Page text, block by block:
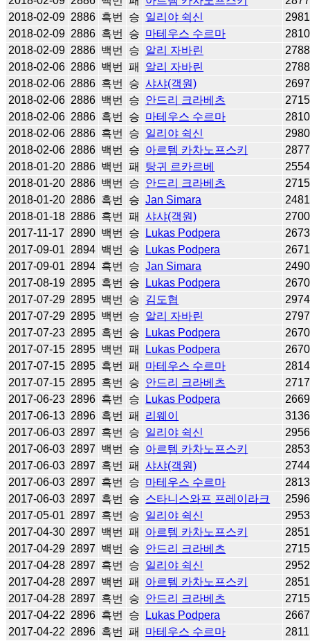
2018-02-09 2886 흑번 승 일리야 쉭신
2981
2018-02-09 2886 흑번 승 마테우스 수르마
2810
2018-02-09 2886 백번 승 알리 자바린
2788
2018-02-06 2886 백번 패 알리 자바린
2788
2018-02-06 2886 흑번 승 샤샤(객원)
2697
2018-02-06 2886 백번 승 안드리 크라베츠
2715
2018-02-06 2886 흑번 승 마테우스 수르마
2810
2018-02-06 2886 흑번 승 일리야 쉭신
2980
2018-02-06 2886 백번 승 아르템 카차노프스키
2877
2018-01-20 2886 백번 패 탕귀 르카르베
2554
2018-01-20 2886 백번 승 안드리 크라베츠
2715
2018-01-20 2886 흑번 승 Jan Simara
2481
2018-01-18 2886 흑번 패 샤샤(객원)
2700
2017-11-17
2890 백번 승 Lukas Podpera
2673
2017-09-01 2894 백번 승 Lukas Podpera
2671
2017-09-01 2894 흑번 승 Jan Simara
2490
2017-08-19 2895 흑번 승 Lukas Podpera
2670
2017-07-29 2895 백번 승 김도협
2974
2017-07-29 2895 백번 승 알리 자바린
2797
2017-07-23 2895 흑번 승 Lukas Podpera
2670
2017-07-15 2895 백번 패 Lukas Podpera
2670
2017-07-15 2895 흑번 패 마테우스 수르마
2814
2017-07-15 2895 흑번 승 안드리 크라베츠
2717
2017-06-23 2896 흑번 승 Lukas Podpera
2669
2017-06-13 2896 흑번 패 리웨이
3136
2017-06-03 2897 흑번 승 일리야 쉭신
2956
2017-06-03 2897 백번 승 아르템 카차노프스키
2853
2017-06-03 2897 흑번 패 샤샤(객원)
2744
2017-06-03 2897 흑번 승 마테우스 수르마
2813
2017-06-03 2897 흑번 승 스타니스와프 프레이라크
2596
2017-05-01 2897 흑번 승 일리야 쉭신
2953
2017-04-30 2897 백번 패 아르템 카차노프스키
2851
2017-04-29 2897 백번 승 안드리 크라베츠
2715
2017-04-28 2897 흑번 승 일리야 쉭신
2952
2017-04-28 2897 백번 패 아르템 카차노프스키
2851
2017-04-28 2897 흑번 승 안드리 크라베츠
2715
2017-04-22 2896 흑번 승 Lukas Podpera
2667
2017-04-22 2896 흑번 패 마테우스 수르마
2811